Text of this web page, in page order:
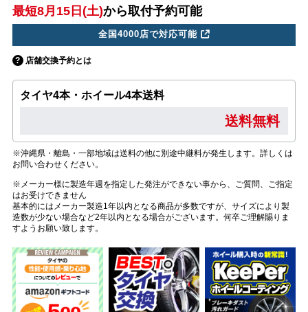
最短8月15日(土)から取付予約可能
全国4000店で対応可能
店舗交換予約とは
タイヤ4本・ホイール4本送料
送料無料
※沖縄県・離島・一部地域は送料の他に別途中継料が発生します。詳しくは
お問い合わせください。
※メーカー様に製造年週を指定した発注ができない事から、ご質問、ご指定
はお受けできません
基本的にはメーカー製造1年以内となる商品が多数ですが、サイズにより製
造数が少ない場合など2年以内となる場合がございます。何卒ご理解賜りま
すようお願い致します。